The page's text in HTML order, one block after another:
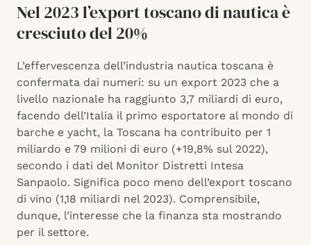
Nel 2023 l’export toscano di nautica è
cresciuto del 20%
L’effervescenza dell’industria nautica toscana è
confermata dai numeri: su un export 2023 che a
livello nazionale ha raggiunto 3,7 miliardi di euro,
facendo dell’Italia il primo esportatore al mondo di
barche e yacht, la Toscana ha contribuito per 1
miliardo e 79 milioni di euro (+19,8% sul 2022),
secondo i dati del Monitor Distretti Intesa
Sanpaolo. Significa poco meno dell’export toscano
di vino (1,18 miliardi nel 2023). Comprensibile,
dunque, l’interesse che la finanza sta mostrando
per il settore.